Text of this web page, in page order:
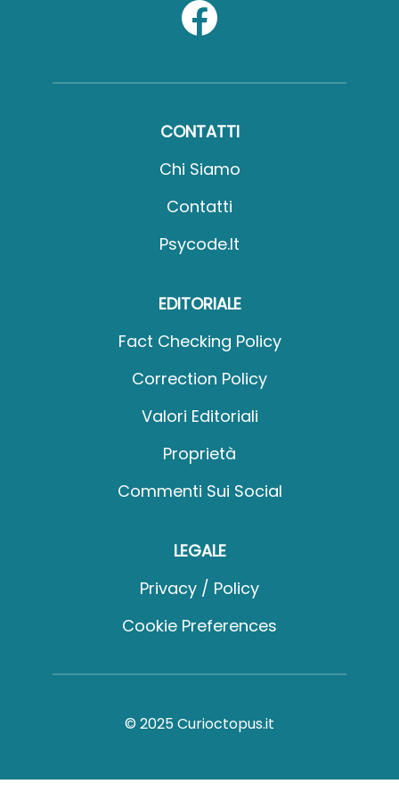
CONTATTI
Chi Siamo
Contatti
Psycode.it
EDITORIALE
Fact Checking Policy
Correction Policy
Valori Editoriali
Proprietà
Commenti Sui Social
LEGALE
Privacy / Policy
Cookie Preferences
© 2025 Curioctopus.it